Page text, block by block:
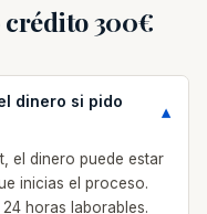
300€
dinero si pido
el dinero puede estar
inicias el proceso.
horas laborables.